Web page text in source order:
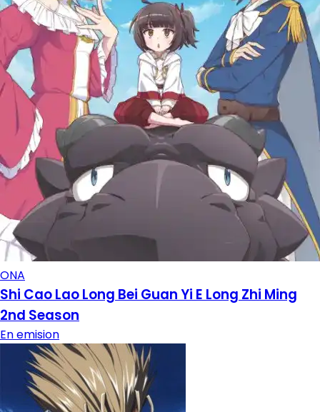
ONA
Shi Cao Lao Long Bei Guan Yi E Long Zhi Ming
2nd Season
En emision